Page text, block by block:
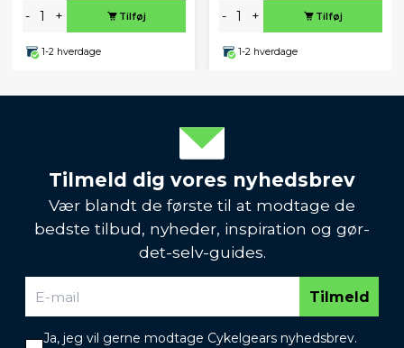
- + Tilføj
1-2 hverdage
- + Tilføj
1-2 hverdage
Tilmeld dig vores nyhedsbrev
Vær blandt de første til at modtage de
bedste tilbud, nyheder, inspiration og gør-
det-selv-guides.
Tilmeld
Ja, jeg vil gerne modtage Cykelgears nyhedsbrev.